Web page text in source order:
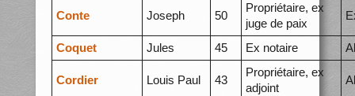
Conte Joseph 50
Propriétaire, ex
juge de paix
Coquet Jules 45 Ex notaire
Cordier Louis Paul 43
Propriétaire, ex
adjoint